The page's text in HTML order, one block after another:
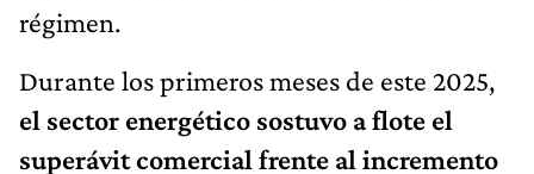
régimen.
Durante los primeros meses de este 2025,
el sector energético sostuvo a flote el
superávit comercial frente al incremento